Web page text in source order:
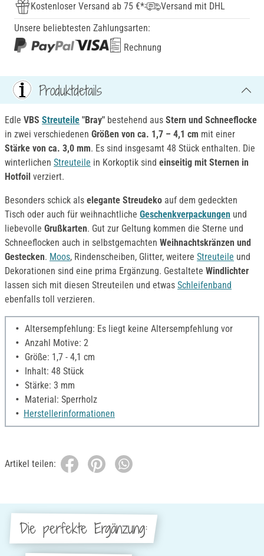
Kostenloser Versand ab 75 €*
Versand mit DHL
Unsere beliebtesten Zahlungsarten:
Rechnung
Produktdetails
Edle VBS Streuteile "Bray" bestehend aus Stern und Schneeflocke
in zwei verschiedenen Größen von ca. 1,7 – 4,1 cm mit einer
Stärke von ca. 3,0 mm. Es sind insgesamt 48 Stück enthalten. Die
winterlichen Streuteile in Korkoptik sind einseitig mit Sternen in
Hotfoil verziert.
Besonders schick als elegante Streudeko auf dem gedeckten
Tisch oder auch für weihnachtliche Geschenkverpackungen und
liebevolle Grußkarten. Gut zur Geltung kommen die Sterne und
Schneeflocken auch in selbstgemachten Weihnachtskränzen und
Gestecken. Moos, Rindenscheiben, Glitter, weitere Streuteile und
Dekorationen sind eine prima Ergänzung. Gestaltete Windlichter
lassen sich mit diesen Streuteilen und etwas Schleifenband
ebenfalls toll verzieren.
Altersempfehlung: Es liegt keine Altersempfehlung vor
Anzahl Motive: 2
Größe: 1,7 - 4,1 cm
Inhalt: 48 Stück
Stärke: 3 mm
Material: Sperrholz
Herstellerinformationen
Artikel teilen:
Die perfekte Ergänzung: